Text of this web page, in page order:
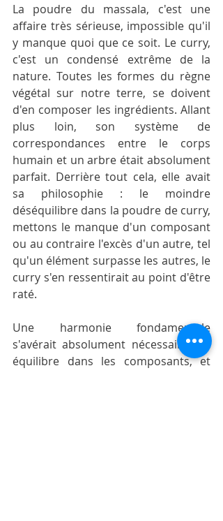
La poudre du massala, c'est une
affaire très sérieuse, impossible qu'il
y manque quoi que ce soit. Le curry,
c'est un condensé extrême de la
nature. Toutes les formes du règne
végétal sur notre terre, se doivent
d'en composer les ingrédients. Allant
plus loin, son système de
correspondances entre le corps
humain et un arbre était absolument
parfait. Derrière tout cela, elle avait
sa philosophie : le moindre
déséquilibre dans la poudre de curry,
mettons le manque d'un composant
ou au contraire l'excès d'un autre, tel
qu'un élément surpasse les autres, le
curry s'en ressentirait au point d'être
raté.
Une harmonie fondamentale
s'avérait absolument nécessaire, un
équilibre dans les composants, et